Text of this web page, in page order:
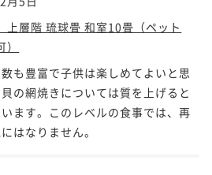
上層階 琉球畳 和室10畳（ペット
も豊富で子供は楽しめてよいと思
の網焼きについては質を上げると
ます。このレベルの食事では、再
はなりません。